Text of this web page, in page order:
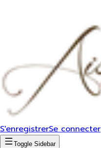
S'enregistrerSe connecter
Toggle Sidebar